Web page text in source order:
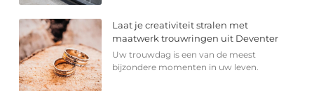
Laat je creativiteit stralen met
maatwerk trouwringen uit Deventer
Uw trouwdag is een van de meest
bijzondere momenten in uw leven.